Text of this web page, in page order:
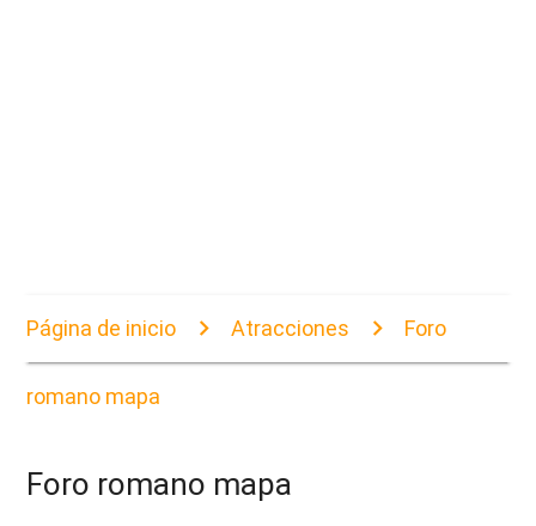
Página de inicio Atracciones Foro
romano mapa
Foro romano mapa